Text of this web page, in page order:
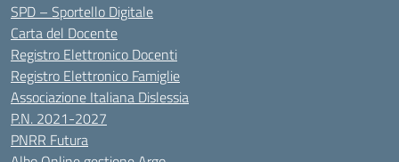
SPD – Sportello Digitale
Carta del Docente
Registro Elettronico Docenti
Registro Elettronico Famiglie
Associazione Italiana Dislessia
P.N. 2021-2027
PNRR Futura